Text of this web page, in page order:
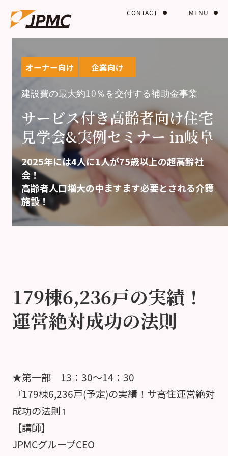
MENU
CONTACT
オーナー向け 企業向け
建設費の最大約10％を交付する補助金事業
サービス付き高齢者向け住宅
見学会&実例セミナー in岐阜
2025年には4人に1人が75歳以上の超高齢社
会！
高齢者人口増大の中ますます必要とされる介護
施設！
179棟6,236戸の実績！
運営絶対成功の法則
★第一部 13：30～14：30
『179棟6,236戸(予定)の実績！サ高住運営絶対
成功の法則』
【講師】
JPMCグループCEO